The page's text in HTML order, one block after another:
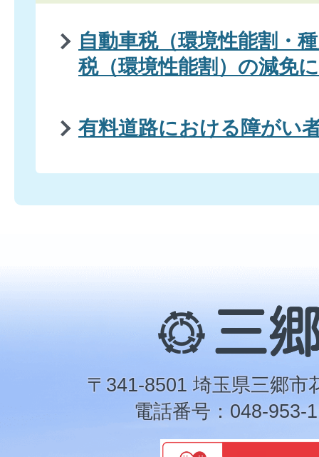
自動車税（環境性能割・
税（環境性能割）の減免
有料道路における障がい
三
郷
市
〒341-8501 埼玉県三郷市
電話番号：048-953-